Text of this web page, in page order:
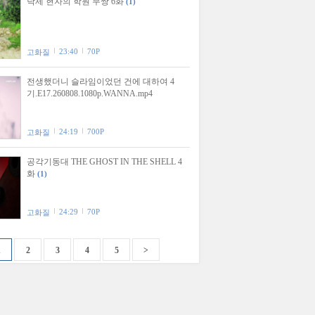
고화질 23:40 70P
전생했더니 슬라임이었던 건에 대하여 4
기.E17.260808.1080p.WANNA.mp4
고화질 24:19 700P
공각기동대 THE GHOST IN THE SHELL 4
화 (1)
고화질 24:29 70P
2 3 4 5 >